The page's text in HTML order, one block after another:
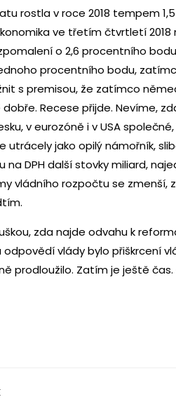
rostla v roce 2018 tempem
ve třetím čtvrtletí 2018
o 2,6 procentního
procentního bodu,
s premisou, že zatímco
Recese přijde. Nevíme,
v eurozóně i v USA
utrácely jako opilý námořník,
na DPH další stovky miliard,
vládního rozpočtu se zmenší,
zda najde odvahu k
vlády bylo přiškrcení
prodloužilo. Zatím je ještě